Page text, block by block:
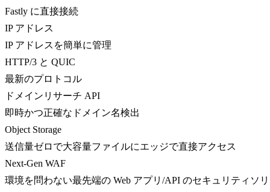
Fastly に直接接続
IP アドレス
IP アドレスを簡単に管理
HTTP/3 と QUIC
最新のプロトコル
ドメインリサーチ API
即時かつ正確なドメイン名検出
Object Storage
送信量ゼロで大容量ファイルにエッジで直接アクセス
Next-Gen WAF
環境を問わない最先端の Web アプリ/API のセキュリティソ